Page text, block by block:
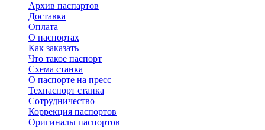
Архив паспартов
Доставка
Оплата
О паспортах
Как заказать
Что такое паспорт
Схема станка
О паспорте на пресс
Техпаспорт станка
Сотрудничество
Коррекция паспортов
Оригиналы паспортов